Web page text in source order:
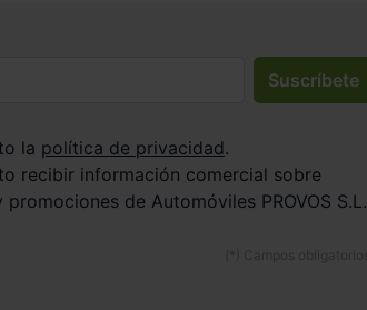
Suscríbete
la política de privacidad.
recibir información comercial sobre
de Automóviles PROVOS S.L.